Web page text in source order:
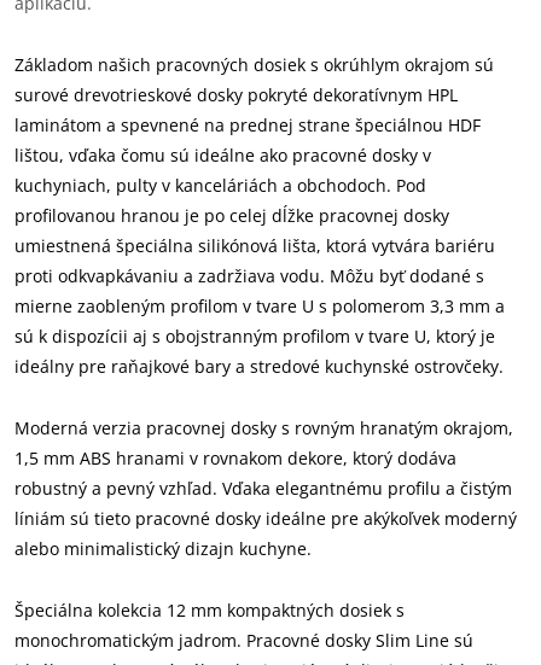
Základom našich pracovných dosiek s okrúhlym okrajom sú
surové drevotrieskové dosky pokryté dekoratívnym HPL
laminátom a spevnené na prednej strane špeciálnou HDF
lištou, vďaka čomu sú ideálne ako pracovné dosky v
kuchyniach, pulty v kanceláriách a obchodoch. Pod
profilovanou hranou je po celej dĺžke pracovnej dosky
umiestnená špeciálna silikónová lišta, ktorá vytvára bariéru
proti odkvapkávaniu a zadržiava vodu. Môžu byť dodané s
mierne zaobleným profilom v tvare U s polomerom 3,3 mm a
sú k dispozícii aj s obojstranným profilom v tvare U, ktorý je
ideálny pre raňajkové bary a stredové kuchynské ostrovčeky.
Moderná verzia pracovnej dosky s rovným hranatým okrajom,
1,5 mm ABS hranami v rovnakom dekore, ktorý dodáva
robustný a pevný vzhľad. Vďaka elegantnému profilu a čistým
líniám sú tieto pracovné dosky ideálne pre akýkoľvek moderný
alebo minimalistický dizajn kuchyne.
Špeciálna kolekcia 12 mm kompaktných dosiek s
monochromatickým jadrom. Pracovné dosky Slim Line sú